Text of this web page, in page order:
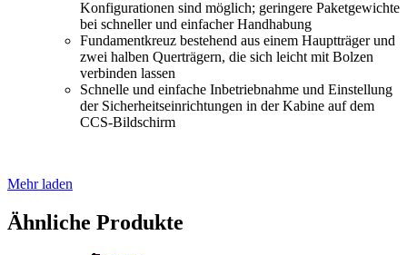
Konfigurationen sind möglich; geringere Paketgewichte
bei schneller und einfacher Handhabung
Fundamentkreuz bestehend aus einem Hauptträger und
zwei halben Querträgern, die sich leicht mit Bolzen
verbinden lassen
Schnelle und einfache Inbetriebnahme und Einstellung
der Sicherheitseinrichtungen in der Kabine auf dem
CCS-Bildschirm
Mehr laden
Ähnliche Produkte